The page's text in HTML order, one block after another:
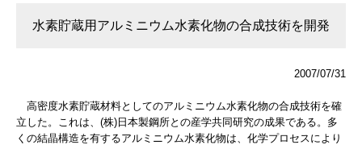
水素貯蔵用アルミニウム水素化物の合成技術を開発
2007/07/31
高密度水素貯蔵材料としてのアルミニウム水素化物の合成技術を確
立した。これは、(株)日本製鋼所との産学共同研究の成果である。多
くの結晶構造を有するアルミニウム水素化物は、化学プロセスにより